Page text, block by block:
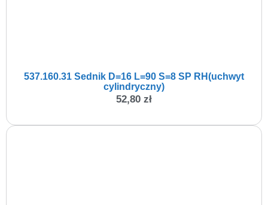
537.160.31 Sednik D=16 L=90 S=8 SP RH(uchwyt
cylindryczny)
52,80 zł